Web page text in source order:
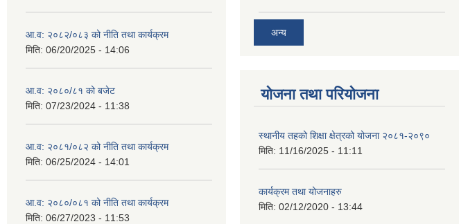
आ.व: २०८२/०८३ को नीति तथा कार्यक्रम
मिति: 06/20/2025 - 14:06
आ.व: २०८०/८१ को बजेट
मिति: 07/23/2024 - 11:38
आ.व: २०८१/०८२ को नीति तथा कार्यक्रम
मिति: 06/25/2024 - 14:01
आ.व: २०८०/०८१ को नीति तथा कार्यक्रम
मिति: 06/27/2023 - 11:53
अन्य
योजना तथा परियोजना
स्थानीय तहको शिक्षा क्षेत्रको योजना २०८१-२०९०
मिति: 11/16/2025 - 11:11
कार्यक्रम तथा योजनाहरु
मिति: 02/12/2020 - 13:44